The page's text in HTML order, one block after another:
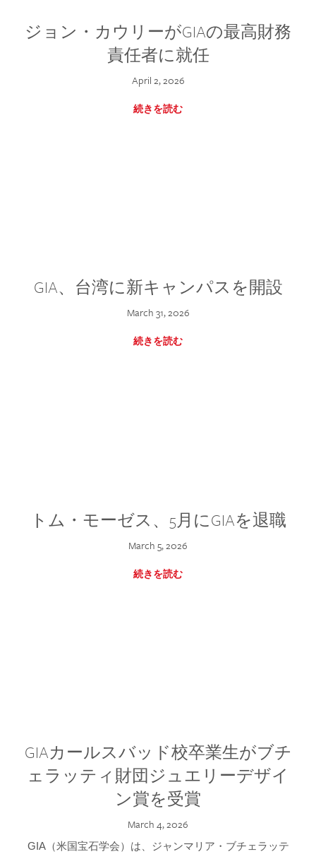
ジョン・カウリーがGIAの最高財務
責任者に就任
April 2, 2026
続きを読む
GIA、台湾に新キャンパスを開設
March 31, 2026
続きを読む
トム・モーゼス、5月にGIAを退職
March 5, 2026
続きを読む
GIAカールスバッド校卒業生がブチ
ェラッティ財団ジュエリーデザイ
ン賞を受賞
March 4, 2026
GIA（米国宝石学会）は、ジャンマリア・ブチェラッテ